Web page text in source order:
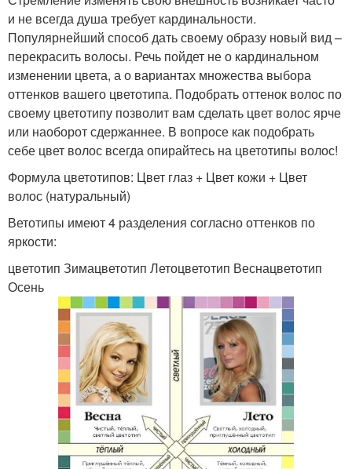
и не всегда душа требует кардинальности.
Популярнейший способ дать своему образу новый вид –
перекрасить волосы. Речь пойдет не о кардинальном
изменении цвета, а о вариантах множества выбора
оттенков вашего цветотипа. Подобрать оттенок волос по
своему цветотипу позволит вам сделать цвет волос ярче
или наоборот сдержаннее. В вопросе как подобрать
себе цвет волос всегда опирайтесь на цветотипы волос!
Формула цветотипов: Цвет глаз + Цвет кожи + Цвет
волос (натуральный)
Ветотипы имеют 4 разделения согласно оттенков по
яркости:
цветотип Зимацветотип Летоцветотип Веснацветотип
Осень